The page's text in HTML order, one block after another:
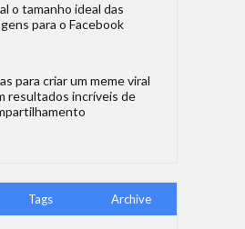
o tamanho ideal das
para o Facebook
para criar um meme viral
resultados incríveis de
Tags Archive